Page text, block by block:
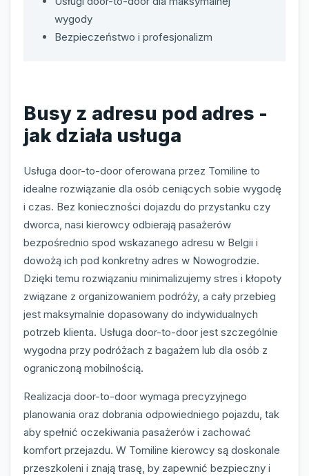
wygody
Bezpieczeństwo i profesjonalizm
Busy z adresu pod adres -
jak działa usługa
Usługa door-to-door oferowana przez Tomiline to
idealne rozwiązanie dla osób ceniących sobie wygodę
i czas. Bez konieczności dojazdu do przystanku czy
dworca, nasi kierowcy odbierają pasażerów
bezpośrednio spod wskazanego adresu w Belgii i
dowożą ich pod konkretny adres w Nowogrodzie.
Dzięki temu rozwiązaniu minimalizujemy stres i kłopoty
związane z organizowaniem podróży, a cały przebieg
jest maksymalnie dopasowany do indywidualnych
potrzeb klienta. Usługa door-to-door jest szczególnie
wygodna przy podróżach z bagażem lub dla osób z
ograniczoną mobilnością.
Realizacja door-to-door wymaga precyzyjnego
planowania oraz dobrania odpowiedniego pojazdu, tak
aby spełnić oczekiwania pasażerów i zachować
komfort przejazdu. W Tomiline kierowcy są doskonale
przeszkoleni i znają trasę, by zapewnić bezpieczny i